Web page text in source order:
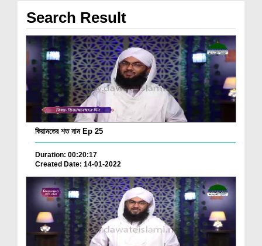
Search Result
কিয়ামতের শত নাম Ep 25
Duration: 00:20:17
Created Date: 14-01-2022